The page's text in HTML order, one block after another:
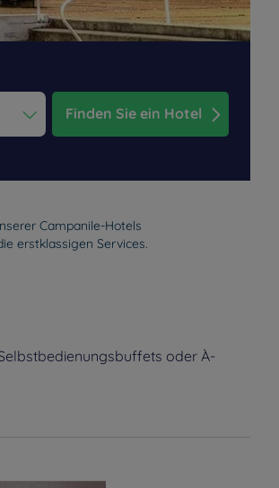
to get the keyboard shortcuts for
the question mark key to get the
Finden Sie ein Hotel
Campanile-Hotels
erstklassigen Services.
oder À-